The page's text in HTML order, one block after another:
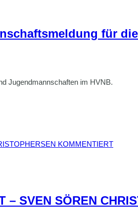
für die
Jugendmannschaften im HVNB.
– SVEN SÖREN